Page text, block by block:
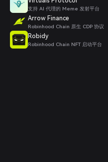
支持 AI 代理的 Meme 发射平台
Arrow Finance
Robinhood Chain 原生 CDP 协议
Robidy
Robinhood Chain NFT 启动平台